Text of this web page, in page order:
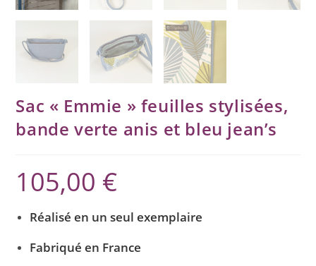
Sac « Emmie » feuilles stylisées,
bande verte anis et bleu jean’s
105,00 €
Réalisé en un seul exemplaire
Fabriqué en France